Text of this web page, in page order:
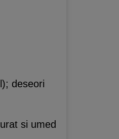
deseori
si umed